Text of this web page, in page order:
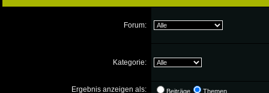
Forum:
Kategorie:
Ergebnis anzeigen als: Beiträge Themen